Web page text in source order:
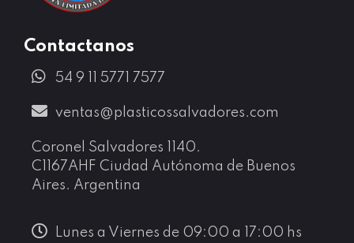
Contactanos
54 9 11 5771 7577
ventas@plasticossalvadores.com
Coronel Salvadores 1140.
C1167AHF Ciudad Autónoma de Buenos
Aires. Argentina
Lunes a Viernes de 09:00 a 17:00 hs